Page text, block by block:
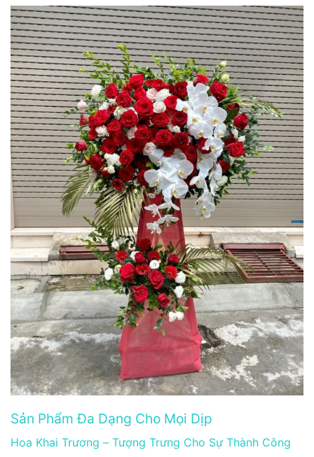
Sản Phẩm Đa Dạng Cho Mọi Dịp
Hoa Khai Trương – Tượng Trưng Cho Sự Thành Công